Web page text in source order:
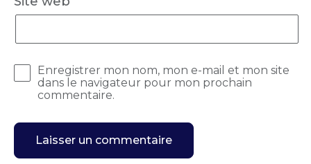
Enregistrer mon nom, mon e-mail et mon site
dans le navigateur pour mon prochain
commentaire.